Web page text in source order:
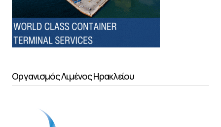
Οργανισμός Λιμένος Ηρακλείου